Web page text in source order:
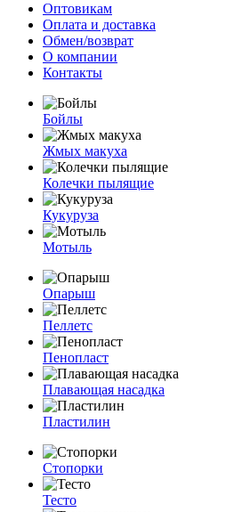
Оптовикам
Оплата и доставка
Обмен/возврат
О компании
Контакты
Бойлы
Жмых макуха
Колечки пылящие
Кукуруза
Мотыль
Опарыш
Пеллетс
Пенопласт
Плавающая насадка
Пластилин
Стопорки
Тесто